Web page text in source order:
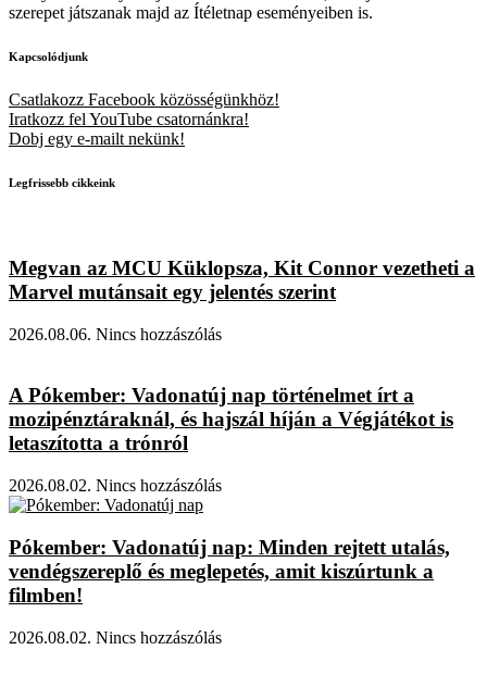
szerepet játszanak majd az Ítéletnap eseményeiben is.
Kapcsolódjunk
Csatlakozz Facebook közösségünkhöz!
Iratkozz fel YouTube csatornánkra!
Dobj egy e-mailt nekünk!
Legfrissebb cikkeink
Megvan az MCU Küklopsza, Kit Connor vezetheti a
Marvel mutánsait egy jelentés szerint
2026.08.06. Nincs hozzászólás
A Pókember: Vadonatúj nap történelmet írt a
mozipénztáraknál, és hajszál híján a Végjátékot is
letaszította a trónról
2026.08.02. Nincs hozzászólás
Pókember: Vadonatúj nap: Minden rejtett utalás,
vendégszereplő és meglepetés, amit kiszúrtunk a
filmben!
2026.08.02. Nincs hozzászólás